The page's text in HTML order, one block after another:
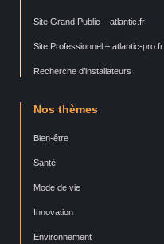
Site Grand Public – atlantic.fr
Site Professionnel – atlantic-pro.fr
Recherche d’installateurs
Nos thèmes
Bien-être
Santé
Mode de vie
Innovation
Environnement